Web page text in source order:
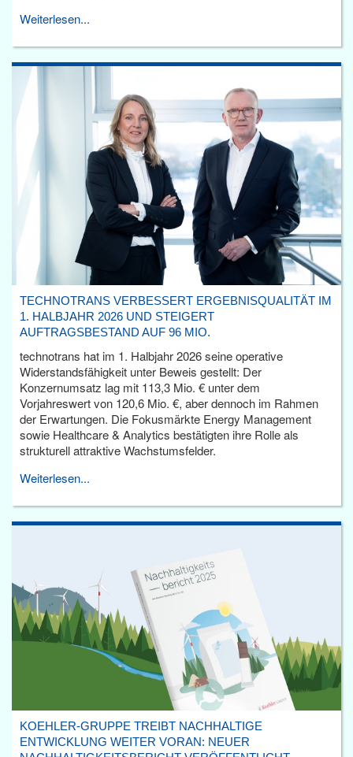
Weiterlesen...
TECHNOTRANS VERBESSERT ERGEBNISQUALITÄT IM
1. HALBJAHR 2026 UND STEIGERT
AUFTRAGSBESTAND AUF 96 MIO.
technotrans hat im 1. Halbjahr 2026 seine operative
Widerstandsfähigkeit unter Beweis gestellt: Der
Konzernumsatz lag mit 113,3 Mio. € unter dem
Vorjahreswert von 120,6 Mio. €, aber dennoch im Rahmen
der Erwartungen. Die Fokusmärkte Energy Management
sowie Healthcare & Analytics bestätigten ihre Rolle als
strukturell attraktive Wachstumsfelder.
Weiterlesen...
KOEHLER-GRUPPE TREIBT NACHHALTIGE
ENTWICKLUNG WEITER VORAN: NEUER